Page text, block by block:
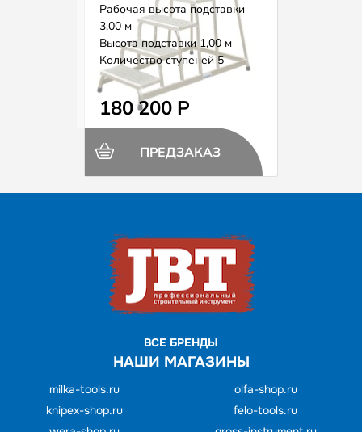
Рабочая высота подставки
3.00 м
Высота подставки 1,00 м
Количество ступеней 5
Вес 13,5 кг
180 200 Р
ПРЕДЗАКАЗ
ВСЕ БРЕНДЫ
НАШИ МАГАЗИНЫ
milka-tools.ru
knipex-shop.ru
olfa-shop.ru
felo-tools.ru